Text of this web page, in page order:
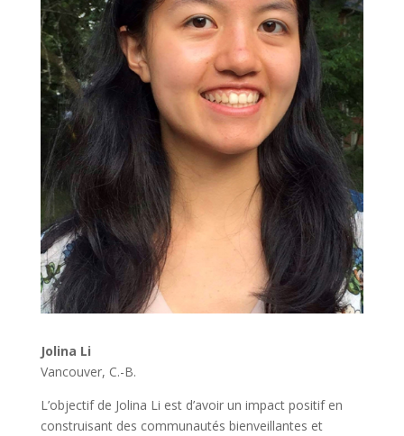
Jolina Li
Vancouver, C.-B.
L’objectif de Jolina Li est d’avoir un impact positif en
construisant des communautés bienveillantes et